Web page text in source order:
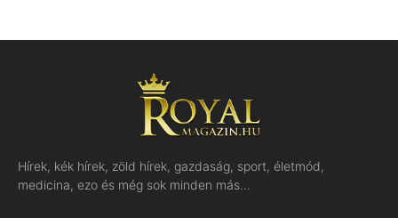
Hírek, kék hírek, zöld hírek, gazdaság, sport, életmód,
medicina, ezo és még sok minden más…